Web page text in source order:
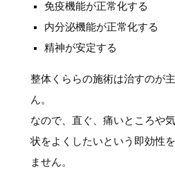
免疫機能が正常化する
内分泌機能が正常化する
精神が安定する
整体くららの施術は治すのが
ん。
なので、直ぐ、痛いところや
状をよくしたいという即効性
ません。